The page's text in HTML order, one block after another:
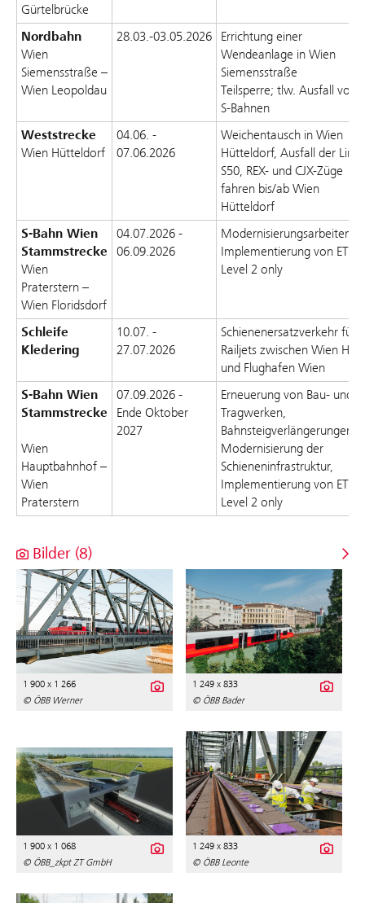
Gürtelbrücke
Nordbahn
Wien
Siemensstraße –
Wien Leopoldau
28.03.-03.05.2026
Errichtung einer
Wendeanlage in Wien
Siemensstraße
Teilsperre; tlw. Ausfall von
S-Bahnen
Weststrecke
Wien Hütteldorf
04.06. -
07.06.2026
Weichentausch in Wien
Hütteldorf, Ausfall der Linie
S50, REX- und CJX-Züge
fahren bis/ab Wien
Hütteldorf
S-Bahn Wien
Stammstrecke
Wien
Praterstern –
Wien Floridsdorf
04.07.2026 -
06.09.2026
Modernisierungsarbeiten,
Implementierung von ETCS
Level 2 only
Schleife
Kledering
10.07. -
27.07.2026
Schienenersatzverkehr für
Railjets zwischen Wien Hbf
und Flughafen Wien
S-Bahn Wien
Stammstrecke
Wien
Hauptbahnhof –
Wien
Praterstern
07.09.2026 -
Ende Oktober
2027
Erneuerung von Bau- und
Tragwerken,
Bahnsteigverlängerungen,
Modernisierung der
Schieneninfrastruktur,
Implementierung von ETCS
Level 2 only
Bilder (8)
1 900 x 1 266
© ÖBB Werner
1 249 x 833
© ÖBB Bader
1 900 x 1 068
© ÖBB_zkpt ZT GmbH
1 249 x 833
© ÖBB Leonte